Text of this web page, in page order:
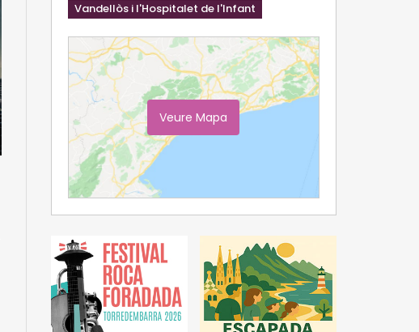
Vandellòs i l'Hospitalet de l'Infant
Veure Mapa